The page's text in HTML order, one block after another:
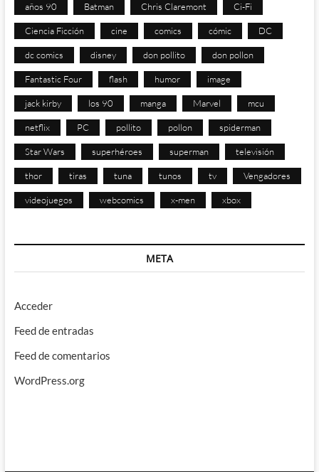
años 90 Batman Chris Claremont Ci-Fi
Ciencia Ficción cine comics cómic DC
dc comics disney don pollito don pollon
Fantastic Four flash humor image
jack kirby los 90 manga Marvel mcu
netflix PC pollito pollon spiderman
Star Wars superhéroes superman televisión
thor tiras tuna tunos tv Vengadores
videojuegos webcomics x-men xbox
META
Acceder
Feed de entradas
Feed de comentarios
WordPress.org